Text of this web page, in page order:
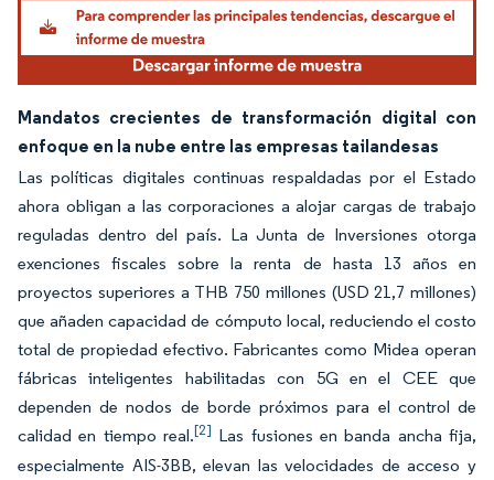
Mandatos crecientes de transformación digital con
enfoque en la nube entre las empresas tailandesas
Las políticas digitales continuas respaldadas por el Estado
ahora obligan a las corporaciones a alojar cargas de trabajo
reguladas dentro del país. La Junta de Inversiones otorga
exenciones fiscales sobre la renta de hasta 13 años en
proyectos superiores a THB 750 millones (USD 21,7 millones)
que añaden capacidad de cómputo local, reduciendo el costo
total de propiedad efectivo. Fabricantes como Midea operan
fábricas inteligentes habilitadas con 5G en el CEE que
dependen de nodos de borde próximos para el control de
calidad en tiempo real.[2] Las fusiones en banda ancha fija,
especialmente AIS-3BB, elevan las velocidades de acceso y